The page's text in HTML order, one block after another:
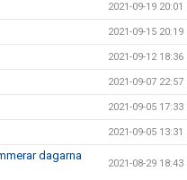
2021-09-19 20:01
2021-09-15 20:19
2021-09-12 18:36
2021-09-07 22:57
2021-09-05 17:33
2021-09-05 13:31
dagarna
2021-08-29 18:43